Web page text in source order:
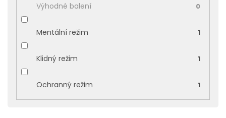
Výhodné balení 0
Mentální režim 1
Klidný režim 1
Ochranný režim 1